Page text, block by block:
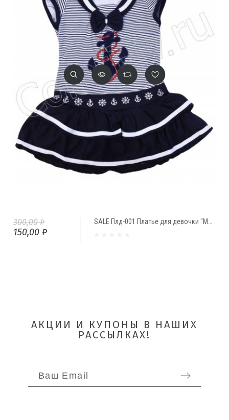
300,00 ₽
150,00 ₽
АКЦИИ И КУПОНЫ В НАШИХ
РАССЫЛКАХ!